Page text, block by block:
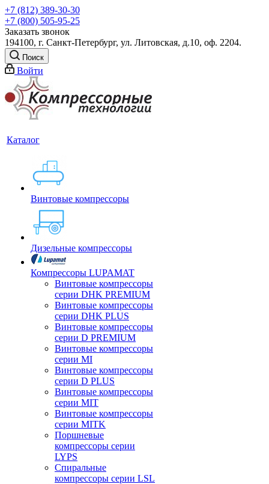
+7 (812) 389-30-30
+7 (800) 505-95-25
Заказать звонок
194100, г. Санкт-Петербург, ул. Литовская, д.10, оф. 2204.
Поиск
Войти
Каталог
Винтовые компрессоры
Дизельные компрессоры
Компрессоры LUPAMAT
Винтовые компрессоры
серии DHK PREMIUM
Винтовые компрессоры
серии DHK PLUS
Винтовые компрессоры
серии D PREMIUM
Винтовые компрессоры
серии MI
Винтовые компрессоры
серии D PLUS
Винтовые компрессоры
серии MIT
Винтовые компрессоры
серии MITK
Поршневые
компрессоры серии
LYPS
Спиральные
компрессоры серии LSL